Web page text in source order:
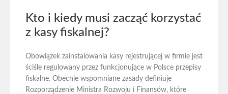
Kto i kiedy musi zacząć korzystać
z kasy fiskalnej?
Obowiązek zainstalowania kasy rejestrującej w firmie jest
ściśle regulowany przez funkcjonujące w Polsce przepisy
fiskalne. Obecnie wspomniane zasady definiuje
Rozporządzenie Ministra Rozwoju i Finansów, które